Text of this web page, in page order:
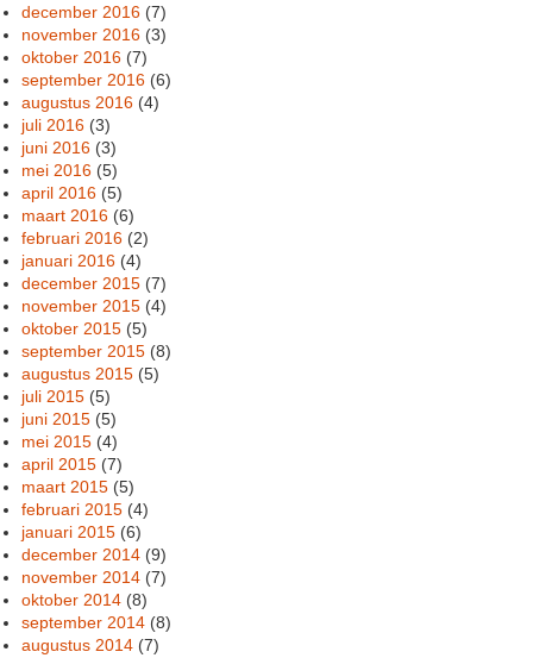
december 2016 (7)
november 2016 (3)
oktober 2016 (7)
september 2016 (6)
augustus 2016 (4)
juli 2016 (3)
juni 2016 (3)
mei 2016 (5)
april 2016 (5)
maart 2016 (6)
februari 2016 (2)
januari 2016 (4)
december 2015 (7)
november 2015 (4)
oktober 2015 (5)
september 2015 (8)
augustus 2015 (5)
juli 2015 (5)
juni 2015 (5)
mei 2015 (4)
april 2015 (7)
maart 2015 (5)
februari 2015 (4)
januari 2015 (6)
december 2014 (9)
november 2014 (7)
oktober 2014 (8)
september 2014 (8)
augustus 2014 (7)